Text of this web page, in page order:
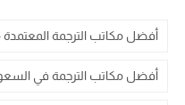
أفضل مكاتب الترجمة
أفضل مكاتب الترجمة في